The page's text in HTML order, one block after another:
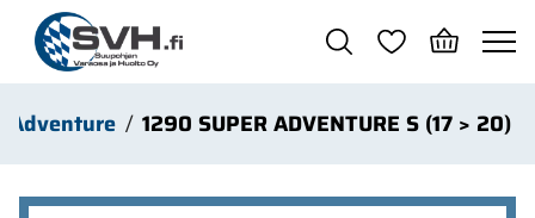
Siirry pääsisältöön
Adventure 1290 SUPER ADVENTURE S (17 > 20)